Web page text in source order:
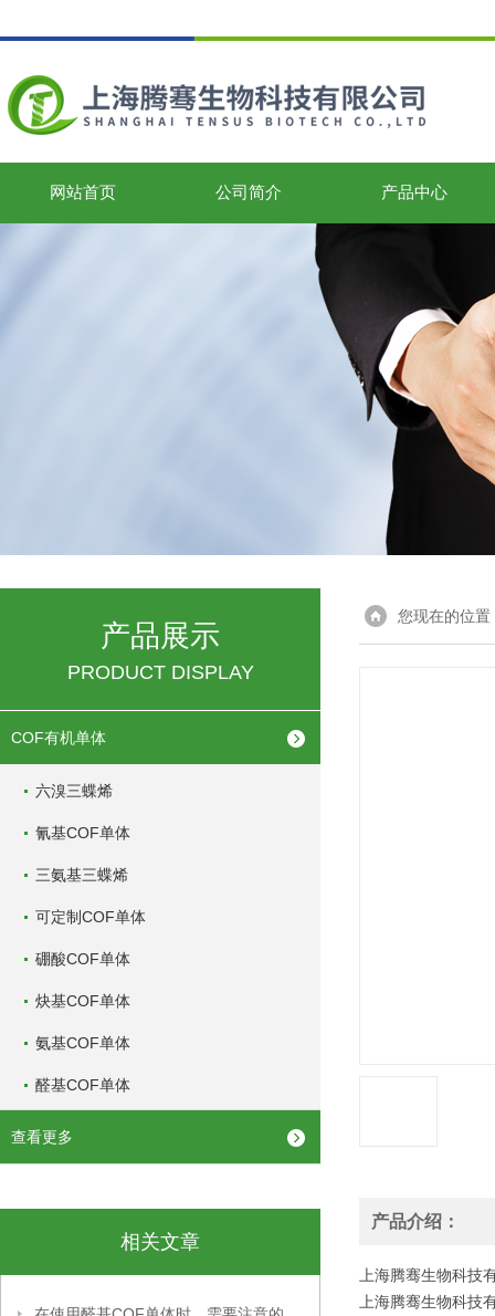
网站首页 公司简介 产品中心
产品展示
PRODUCT DISPLAY
COF有机单体
六溴三蝶烯
氰基COF单体
三氨基三蝶烯
可定制COF单体
硼酸COF单体
炔基COF单体
氨基COF单体
醛基COF单体
查看更多
相关文章
您现在的位置
产品介绍：
上海腾骞生物科
上海腾骞生物科